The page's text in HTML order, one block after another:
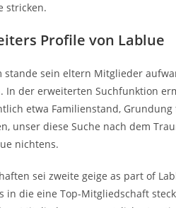
stricken.
Profile von Lablue
sein eltern Mitglieder
In der erweiterten Suchfunktion
etwa Familienstand,
unser diese Suche nach dem
nichtens.
sei zweite geige as part of
in die eine Top-Mitgliedschaft